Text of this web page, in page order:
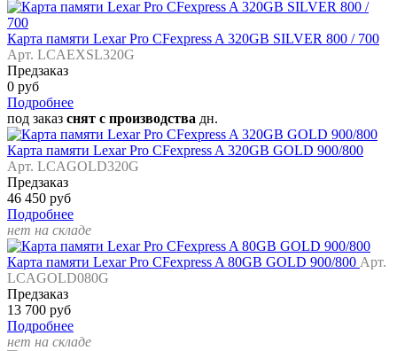
Карта памяти Lexar Pro CFexpress A 320GB SILVER 800 / 700
Арт. LCAEXSL320G
Предзаказ
0 руб
Подробнее
под заказ снят с производства дн.
Карта памяти Lexar Pro CFexpress A 320GB GOLD 900/800
Арт. LCAGOLD320G
Предзаказ
46 450 руб
Подробнее
нет на складе
Карта памяти Lexar Pro CFexpress A 80GB GOLD 900/800 Арт.
LCAGOLD080G
Предзаказ
13 700 руб
Подробнее
нет на складе